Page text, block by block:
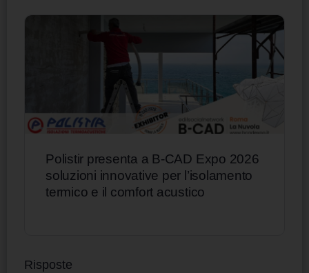
Polistir presenta a B-CAD Expo 2026
soluzioni innovative per l’isolamento
termico e il comfort acustico
Risposte